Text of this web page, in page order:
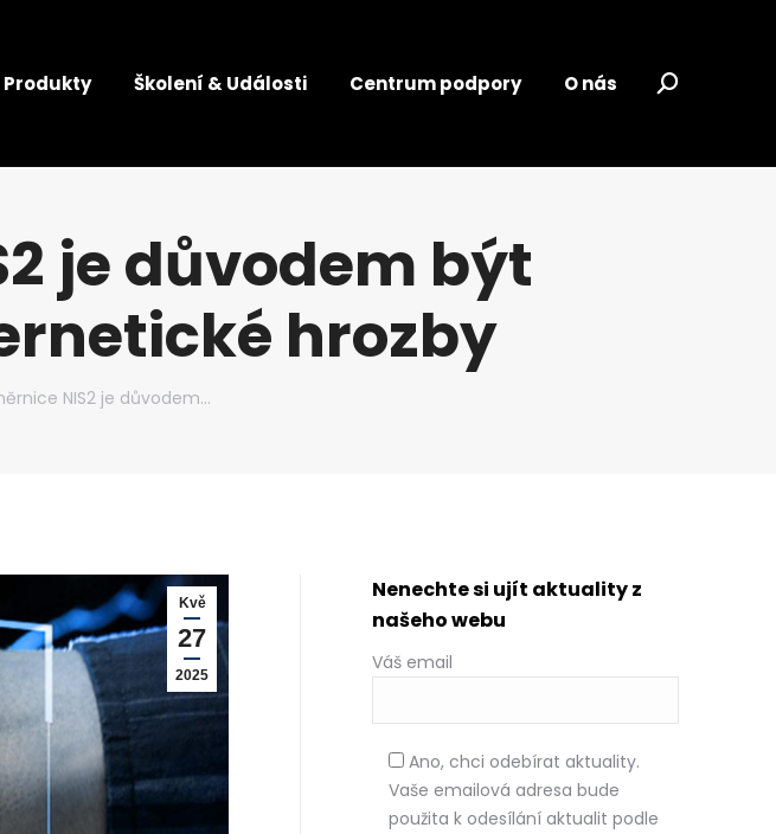
Produkty Školení & Události Centrum podpory O nás Search:
je důvodem být
hrozby
NIS2 je důvodem…
Kvě
27
2025
Nenechte si ujít aktuality z
našeho webu
Váš email
Ano, chci odebírat aktuality.
Vaše emailová adresa bude
použita k odesílání aktualit podle